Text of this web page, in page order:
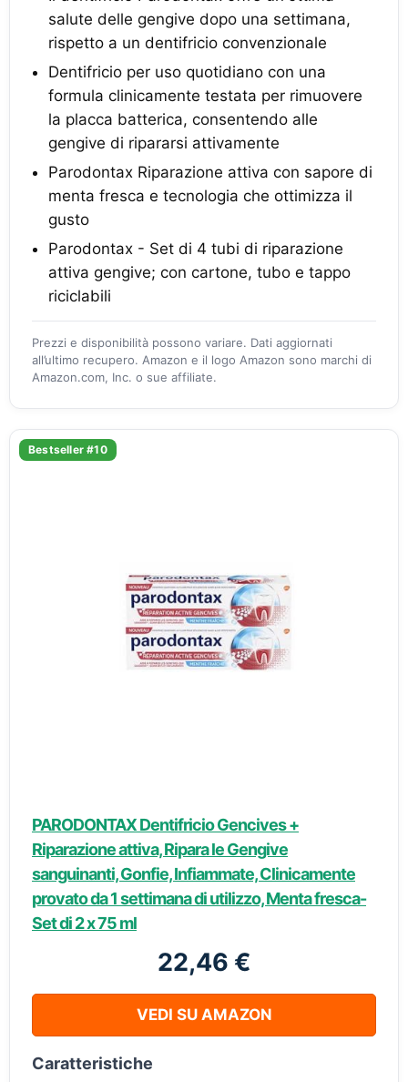
salute delle gengive dopo una settimana,
rispetto a un dentifricio convenzionale
Dentifricio per uso quotidiano con una
formula clinicamente testata per rimuovere
la placca batterica, consentendo alle
gengive di ripararsi attivamente
Parodontax Riparazione attiva con sapore di
menta fresca e tecnologia che ottimizza il
gusto
Parodontax - Set di 4 tubi di riparazione
attiva gengive; con cartone, tubo e tappo
riciclabili
Prezzi e disponibilità possono variare. Dati aggiornati
all’ultimo recupero. Amazon e il logo Amazon sono marchi di
Amazon.com, Inc. o sue affiliate.
Bestseller #10
PARODONTAX Dentifricio Gencives +
Riparazione attiva, Ripara le Gengive
sanguinanti, Gonfie, Infiammate, Clinicamente
provato da 1 settimana di utilizzo, Menta fresca-
Set di 2 x 75 ml
22,46 €
VEDI SU AMAZON
Caratteristiche